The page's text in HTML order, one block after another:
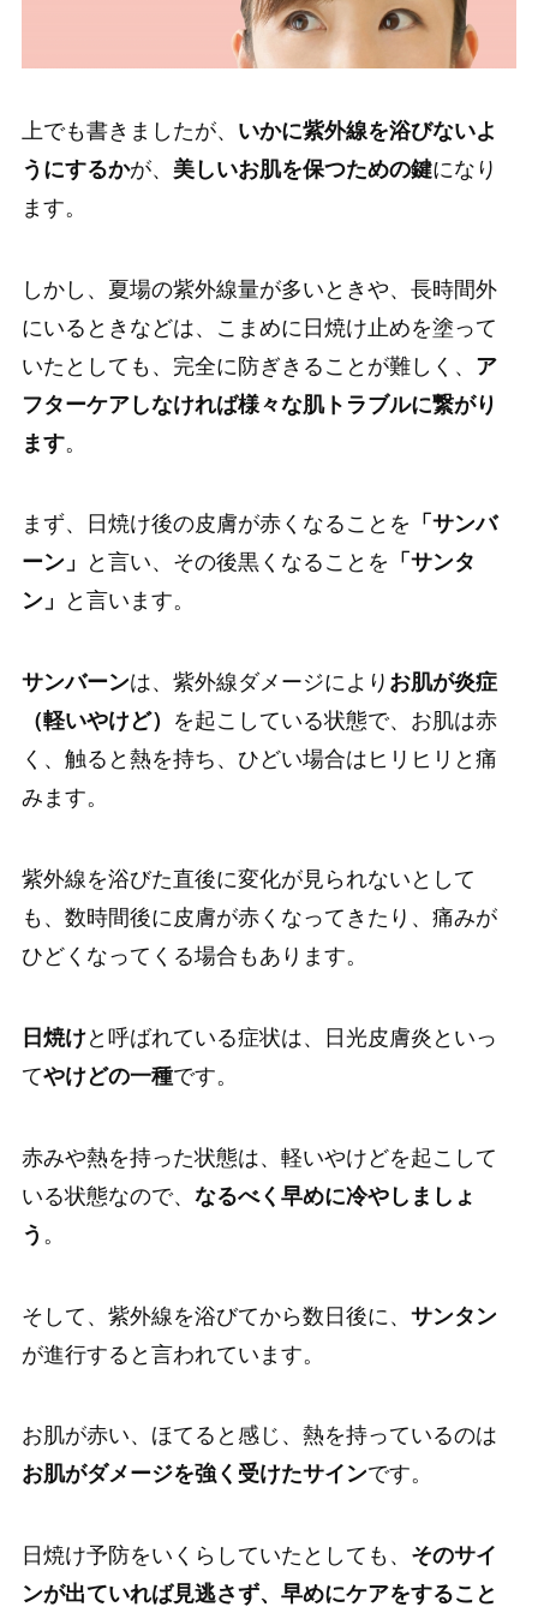
上でも書きましたが、 いかに紫外線を浴びないよ
うにするかが、 美しいお肌を保つための鍵になり
ます。
しかし、夏場の紫外線量が多いときや、長時間外
にいるときなどは、こまめに日焼け止めを塗って
いたとしても、完全に防ぎきることが難しく、 ア
フターケアしなければ様々な肌トラブルに繋がり
ます。
まず、日焼け後の皮膚が赤くなることを 「サンバ
ーン」
と言い、その後黒くなることを 「サンタ
ン」
と言います。
サンバーンは、紫外線ダメージにより お肌が炎症
（軽いやけど）
を起こしている状態で、お肌は赤
く、触ると熱を持ち、ひどい場合はヒリヒリと痛
みます。
紫外線を浴びた直後に変化が見られないとして
も、数時間後に皮膚が赤くなってきたり、痛みが
ひどくなってくる場合もあります。
日焼けと呼ばれている症状は、日光皮膚炎といっ
てやけどの一種です。
赤みや熱を持った状態は、軽いやけどを起こして
いる状態なので、 なるべく早めに冷やしましょ
う 。
そして、紫外線を浴びてから数日後に、 サンタン
が進行すると言われています。
お肌が赤い、ほてると感じ、熱を持っているのは
お肌がダメージを強く受けたサインです。
日焼け予防をいくらしていたとしても、 そのサイ
ンが出ていれば見逃さず、早めにケアをすること